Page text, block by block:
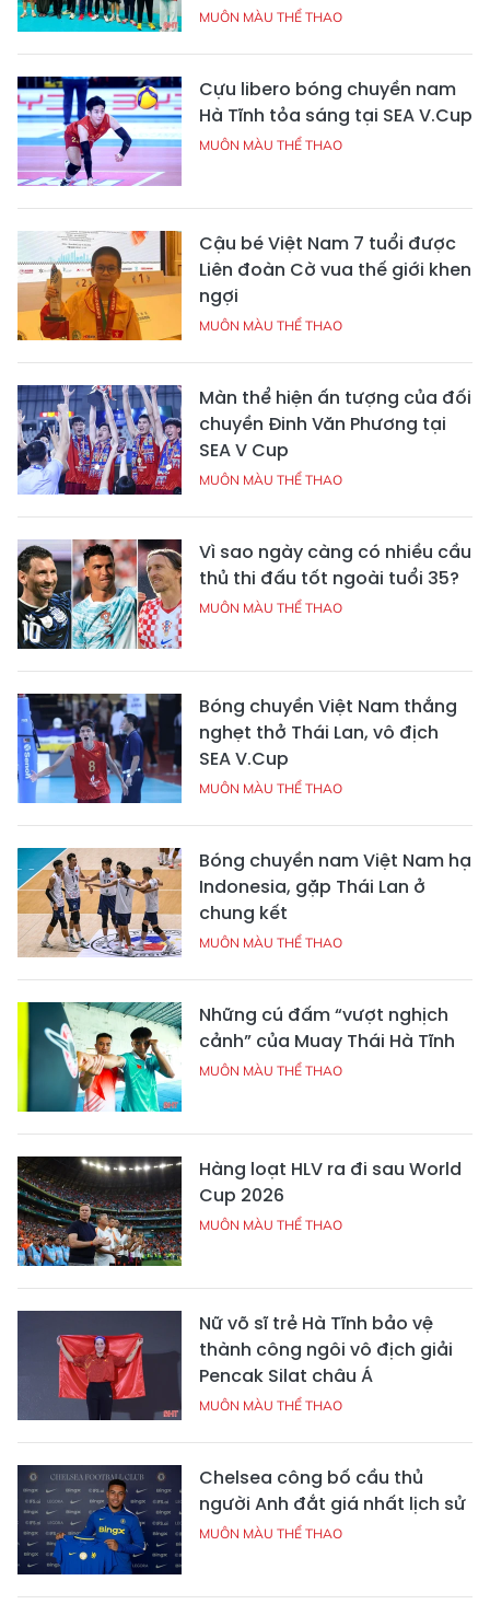
MUÔN MÀU THỂ THAO
Cựu libero bóng chuyền nam
Hà Tĩnh tỏa sáng tại SEA V.Cup
MUÔN MÀU THỂ THAO
Cậu bé Việt Nam 7 tuổi được
Liên đoàn Cờ vua thế giới khen
ngợi
MUÔN MÀU THỂ THAO
Màn thể hiện ấn tượng của đối
chuyền Đinh Văn Phương tại
SEA V Cup
MUÔN MÀU THỂ THAO
Vì sao ngày càng có nhiều cầu
thủ thi đấu tốt ngoài tuổi 35?
MUÔN MÀU THỂ THAO
Bóng chuyền Việt Nam thắng
nghẹt thở Thái Lan, vô địch
SEA V.Cup
MUÔN MÀU THỂ THAO
Bóng chuyền nam Việt Nam hạ
Indonesia, gặp Thái Lan ở
chung kết
MUÔN MÀU THỂ THAO
Những cú đấm “vượt nghịch
cảnh” của Muay Thái Hà Tĩnh
MUÔN MÀU THỂ THAO
Hàng loạt HLV ra đi sau World
Cup 2026
MUÔN MÀU THỂ THAO
Nữ võ sĩ trẻ Hà Tĩnh bảo vệ
thành công ngôi vô địch giải
Pencak Silat châu Á
MUÔN MÀU THỂ THAO
Chelsea công bố cầu thủ
người Anh đắt giá nhất lịch sử
MUÔN MÀU THỂ THAO